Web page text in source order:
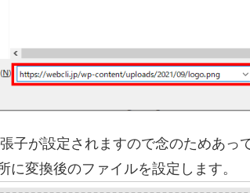
子が設定されますので念のためあっ
に変換後のファイルを設定します。